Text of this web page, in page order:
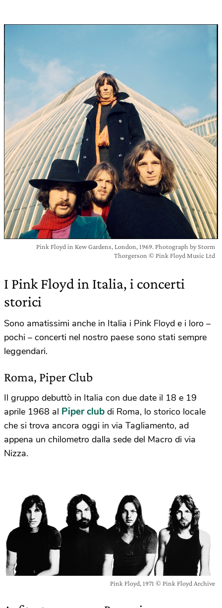
Pink Floyd in Kew Gardens, London, 1969. Photograph by Storm
Thorgerson © Pink Floyd Music Ltd
I Pink Floyd in Italia, i concerti
storici
Sono amatissimi anche in Italia i Pink Floyd e i loro –
pochi – concerti nel nostro paese sono stati sempre
leggendari.
Roma, Piper Club
Il gruppo debuttò in Italia con due date il 18 e 19
aprile 1968 al Piper club di Roma, lo storico locale
che si trova ancora oggi in via Tagliamento, ad
appena un chilometro dalla sede del Macro di via
Nizza.
Pink Floyd, 1971 © Pink Floyd Archive